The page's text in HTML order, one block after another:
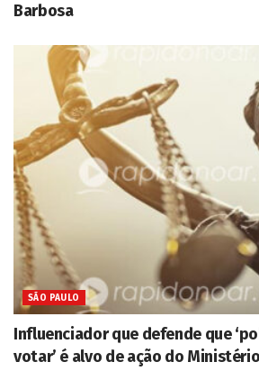
Barbosa
SÃO PAULO
Influenciador que defende que
votar’ é alvo de ação do